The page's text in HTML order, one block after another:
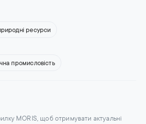
ресурси
промисловість
MORIS, щоб отримувати актуальні